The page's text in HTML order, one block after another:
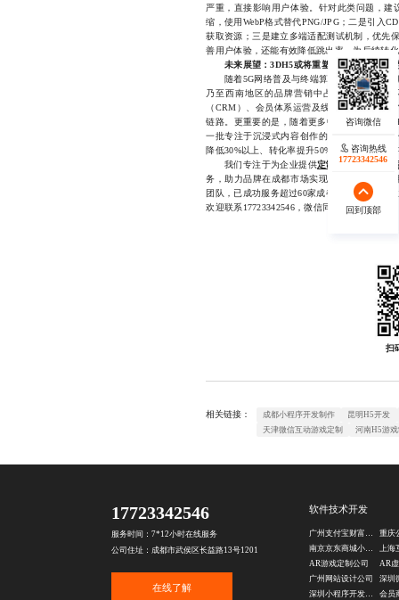
严重，直接影响用户体验。针对此类问题，
缩，使用WebP格式替代PNG/JPG；二是引入
获取资源；三是建立多端适配测试机制，优先
善用户体验，还能有效降低跳出率，为后续转
未来展望：3DH5或将重塑区域数字营销生
随着5G网络普及与终端算力提升，3DH5的
乃至西南地区的品牌营销中占据更高比重。
（CRM）、会员体系运营及线下活动预热等
链路。更重要的是，随着更多中小企业掌握
一批专注于沉浸式内容创作的服务型团队，
降低30%以上、转化率提升50%的目标，3DH5
我们专注于为企业提供定制化3DH5解决方
务，助力品牌在成都市场实现高效获客与深
团队，已成功服务超过60家成都及周边地区企
欢迎联系17723342546，微信同号
扫
相关链接： 成都小程序开发制作
昆明H5开发
天津微信互动游戏定制
河南H5游
咨询热线
18140119082
回到顶部
咨询热线
17723342546
回到顶部
17723342546
服务时间：7*12小时在线服务
公司住址：成都市武侯区长益路13号1201
在线了解
软件技术开发
南京京东商城小程序定制
AR游戏定制公司
AR
广州网站设计公司
深圳小程序开发公司
会员